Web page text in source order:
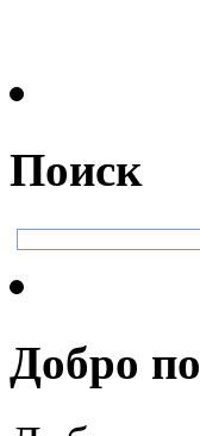
Поиск
Добро